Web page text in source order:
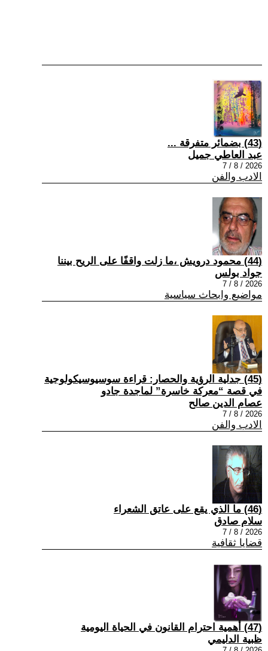
(43) بضمائر متفرقة ...
عبد العاطي جميل
2026 / 8 / 7
الادب والفن
(44) محمود درويش ،ما زلت واقفًا على الريح بيننا
جواد بولس
2026 / 8 / 7
مواضيع وابحاث سياسية
(45) جدلية الرؤية والحصار: قراءة سوسيوسيكولوجية
في قصة “معركة خاسرة” لماجدة جادو
عصام الدين صالح
2026 / 8 / 7
الادب والفن
(46) ما الذي يقع على عاتق الشعراء
سلام صادق
2026 / 8 / 7
قضايا ثقافية
(47) أهمية احترام القانون في الحياة اليومية
ظبية الدليمي